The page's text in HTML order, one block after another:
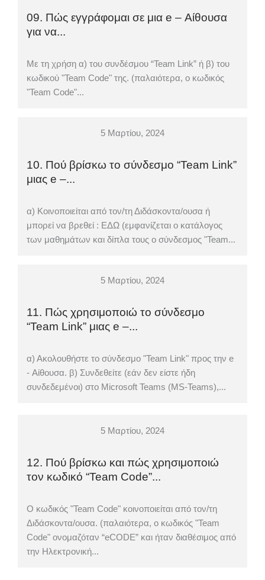
09. Πώς εγγράφομαι σε μια e – Αίθουσα
για να...
Με τη χρήση α) του συνδέσμου “Team Link” ή β) του
κωδικού "Team Code" της. (παλαιότερα, ο κωδικός
"Team Code"...
5 Μαρτίου, 2024
10. Πού βρίσκω το σύνδεσμο “Team Link”
μιας e –...
α) Κοινοποιείται από τον/τη Διδάσκοντα/ουσα ή
μπορεί να βρεθεί : ΕΔΩ (εμφανίζεται ο κατάλογος
των μαθημάτων και δίπλα τους ο σύνδεσμος "Team...
5 Μαρτίου, 2024
11. Πώς χρησιμοποιώ το σύνδεσμο
“Team Link” μιας e –...
α) Ακολουθήστε το σύνδεσμο "Team Link" προς την e
- Αίθουσα. β) Συνδεθείτε (εάν δεν είστε ήδη
συνδεδεμένοι) στο Microsoft Teams (MS-Teams),...
5 Μαρτίου, 2024
12. Πού βρίσκω και πώς χρησιμοποιώ
τον κωδικό “Team Code”...
O κωδικός "Team Code" κοινοποιείται από τον/τη
Διδάσκοντα/ουσα. (παλαιότερα, ο κωδικός "Team
Code" ονομαζόταν “eCODE” και ήταν διαθέσιμος από
την Ηλεκτρονική...